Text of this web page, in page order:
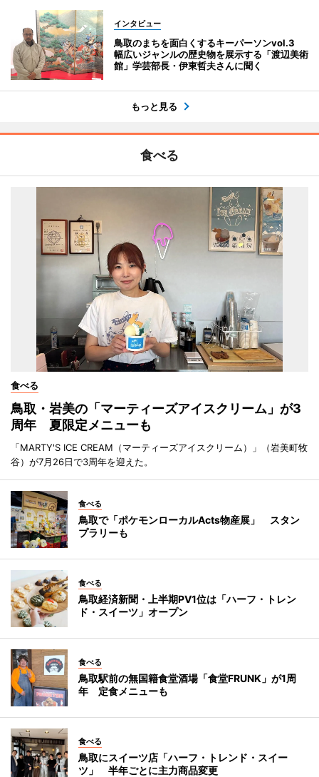
インタビュー
鳥取のまちを面白くするキーパーソンvol.3
幅広いジャンルの歴史物を展示する「渡辺美術
館」学芸部長・伊東哲夫さんに聞く
もっと見る
食べる
食べる
鳥取・岩美の「マーティーズアイスクリーム」が3
周年 夏限定メニューも
「MARTY'S ICE CREAM（マーティーズアイスクリーム）」（岩美町牧
谷）が7月26日で3周年を迎えた。
食べる
鳥取で「ポケモンローカルActs物産展」 スタン
プラリーも
食べる
鳥取経済新聞・上半期PV1位は「ハーフ・トレン
ド・スイーツ」オープン
食べる
鳥取駅前の無国籍食堂酒場「食堂FRUNK」が1周
年 定食メニューも
食べる
鳥取にスイーツ店「ハーフ・トレンド・スイー
ツ」 半年ごとに主力商品変更